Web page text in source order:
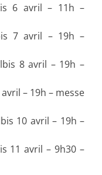
6 avril – 11h –
7 avril – 19h –
8 avril – 19h –
– 19h – messe
10 avril – 19h –
11 avril – 9h30 –